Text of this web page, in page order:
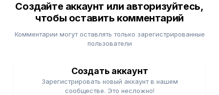
Создайте аккаунт или авторизуйтесь,
чтобы оставить комментарий
Комментарии могут оставлять только зарегистрированные
пользователи
Создать аккаунт
Зарегистрировать новый аккаунт в нашем
сообществе. Это несложно!